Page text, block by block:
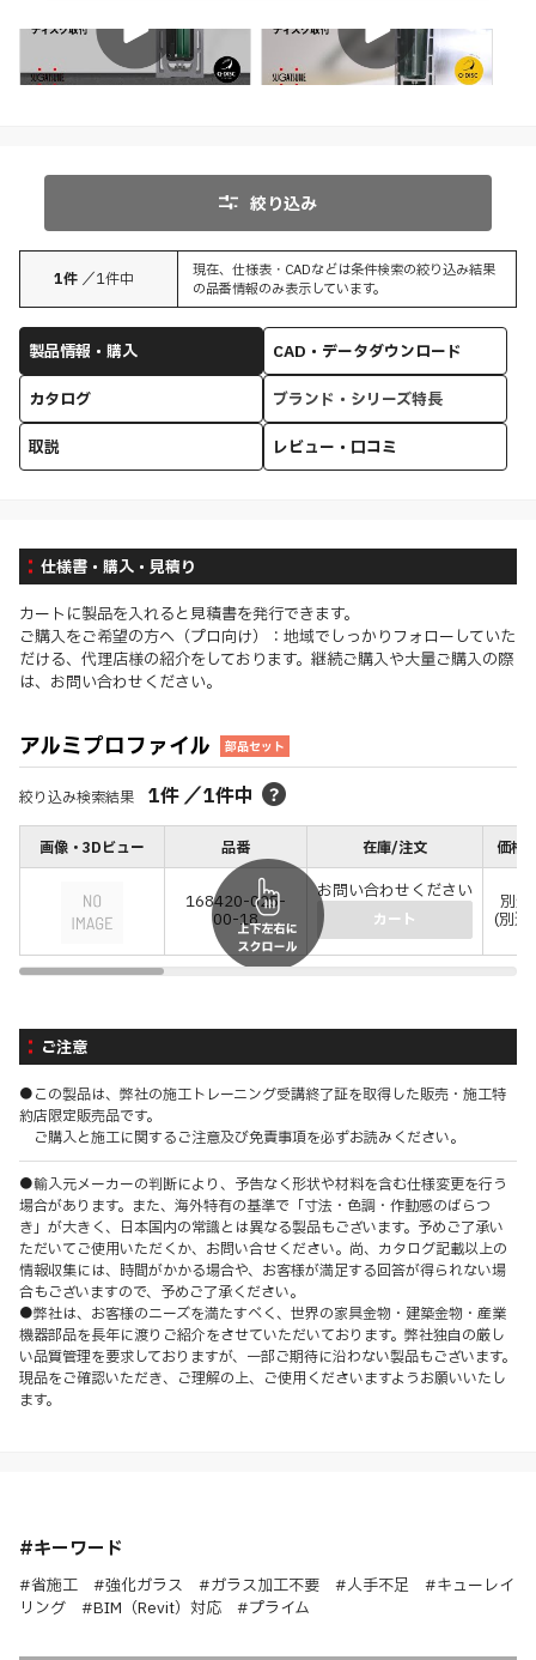
調整
絞り込み
1件 ／1件中
現在、仕様表・CADなどは条件検索の絞り込み結果
の品番情報のみ表示しています。
製品情報・購入
CAD・データダウンロード
カタログ
ブランド・シリーズ特長
取説
レビュー・口コミ
仕様書・購入・見積り
カートに製品を入れると見積書を発行できます。
ご購入をご希望の方へ（プロ向け）：地域でしっかりフォローしていた
だける、代理店様の紹介をしております。継続ご購入や大量ご購入の際
は、お問い合わせください。
アルミプロファイル 部品セット
絞り込み検索結果 1件／1件中
画像・3Dビュー 品番 在庫/注文 価格(
168420-025-
00-18
お問い合わせください
カート
別途
(別途
ご注意
●この製品は、弊社の施工トレーニング受講終了証を取得した販売・施工特
約店限定販売品です。
ご購入と施工に関するご注意及び免責事項を必ずお読みください。
●輸入元メーカーの判断により、予告なく形状や材料を含む仕様変更を行う
場合があります。また、海外特有の基準で「寸法・色調・作動感のばらつ
き」が大きく、日本国内の常識とは異なる製品もございます。予めご了承い
ただいてご使用いただくか、お問い合せください。尚、カタログ記載以上の
情報収集には、時間がかかる場合や、お客様が満足する回答が得られない場
合もございますので、予めご了承ください。
●弊社は、お客様のニーズを満たすべく、世界の家具金物・建築金物・産業
機器部品を長年に渡りご紹介をさせていただいております。弊社独自の厳し
い品質管理を要求しておりますが、一部ご期待に沿わない製品もございます。
現品をご確認いただき、ご理解の上、ご使用くださいますようお願いいたし
ます。
#キーワード
#省施工 #強化ガラス #ガラス加工不要 #人手不足 #キューレイ
リング #BIM（Revit）対応 #プライム